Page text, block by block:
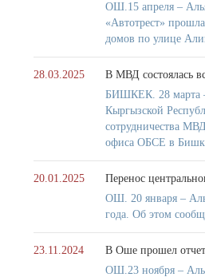
ОШ.15 апреля –
«Автотрест»
домов по улице
28.03.2025
В МВД состоялась
БИШКЕК. 28 марта –
Кыргызской
сотрудничества
офиса ОБСЕ в
20.01.2025
Перенос
ОШ. 20 января –
года. Об этом
23.11.2024
В Оше прошел
ОШ.23 ноября –